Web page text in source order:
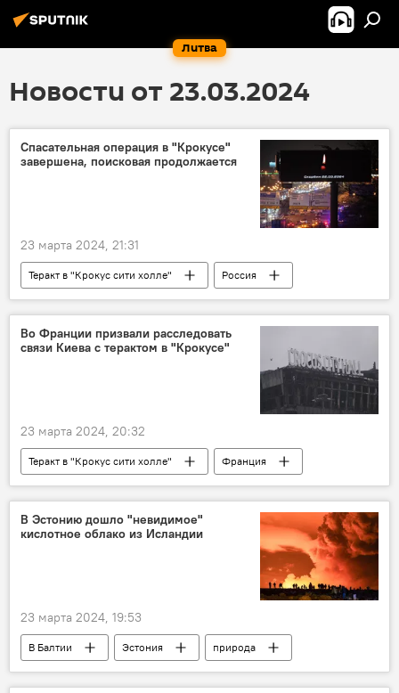
Литва
Новости от 23.03.2024
Спасательная операция в "Крокусе"
завершена, поисковая продолжается
23 марта 2024, 21:31
Теракт в "Крокус сити холле"
Россия
теракт
Во Франции призвали расследовать
связи Киева с терактом в "Крокусе"
23 марта 2024, 20:32
Теракт в "Крокус сити холле"
Франция
Россия
теракт
Политика
Происшествия
В Эстонию дошло "невидимое"
кислотное облако из Исландии
23 марта 2024, 19:53
В Балтии Эстония
природа
Исландия
извержение вулкана